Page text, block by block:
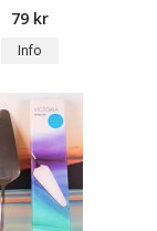
79 kr
Info